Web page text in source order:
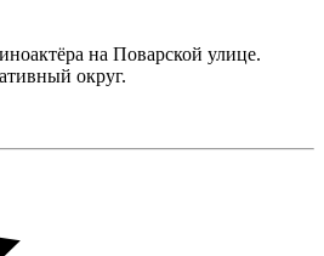
на Поварской улице.
округ.